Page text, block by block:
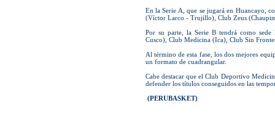
En la Serie A, que se jugará en Huancayo,
(Víctor Larco - Trujillo), Club Zeus
Por su parte, la Serie B tendrá como
Cusco), Club Medicina (Ica), Club Sin
Al término de esta fase, los dos mejores
un formato de cuadrangular.
Cabe destacar que el Club Deportivo
defender los títulos conseguidos en las
(PERUBASKET)